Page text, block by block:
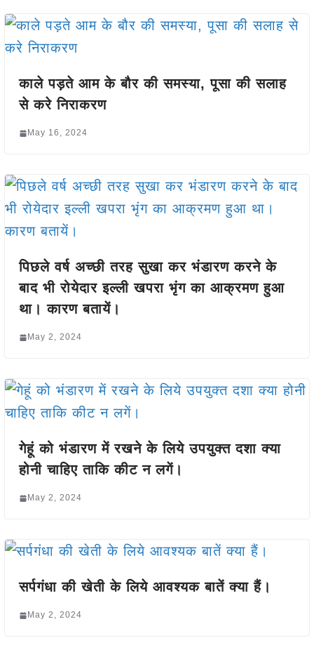
काले पड़ते आम के बौर की समस्या, पूसा की सलाह
से करे निराकरण
May 16, 2024
पिछले वर्ष अच्छी तरह सुखा कर भंडारण करने के
बाद भी रोयेदार इल्ली खपरा भृंग का आक्रमण हुआ
था। कारण बतायें।
May 2, 2024
गेहूं को भंडारण में रखने के लिये उपयुक्त दशा क्या
होनी चाहिए ताकि कीट न लगें।
May 2, 2024
सर्पगंधा की खेती के लिये आवश्यक बातें क्या हैं।
May 2, 2024